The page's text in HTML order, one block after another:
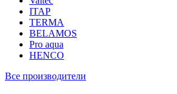
ITAP
TERMA
BELAMOS
Pro aqua
HENCO
Все производители